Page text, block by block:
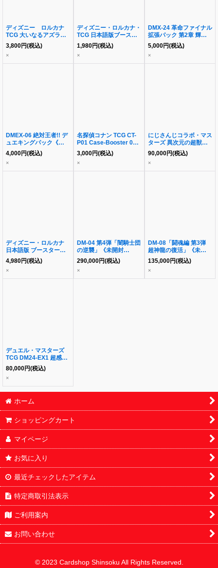
ディズニー ロルカナ
TCG 大いなるアズライ
ト《未開封BOX》
3,800円(税込)
×
ディズニー・ロルカナ・
TCG 日本語版ブースタ
ーパック 逆襲のアース
ラ《未開封BOX》
1,980円(税込)
×
DMX-24 革命ファイナル
拡張パック 第2章 輝け!
デュエデミー賞パック
《未開封BOX》
5,000円(税込)
×
DMEX-06 絶対王者!! デ
ュエキングパック《未開
封BOX》
4,000円(税込)
×
名探偵コナン TCG CT-
P01 Case-Booster 01
探偵たちの切札
BOX《未開封BOX》
3,000円(税込)
×
にじさんじコラボ・マス
ターズ 異次元の超獣使
い《未開封カートン》
90,000円(税込)
×
ディズニー・ロルカナ
日本語版 ブースターパ
ック THE FIRST
CHAPTER 物語のはじ
まり《未開封BOX》
4,980円(税込)
×
DM-04 第4弾「闇騎士団
の逆襲」《未開封
BOX》
290,000円(税込)
×
DM-08「闘魂編 第3弾
超神龍の復活」《未開封
BOX》
135,000円(税込)
×
デュエル・マスターズ
TCG DM24-EX1 超感謝
祭 ファンタジー
BEST《未開封カート
ン》
80,000円(税込)
×
ホーム
ショッピングカート
マイページ
お気に入り
最近チェックしたアイテム
特定商取引法表示
ご利用案内
お問い合わせ
© 2023 Cardshop Shinsoku All Rights Reserved.